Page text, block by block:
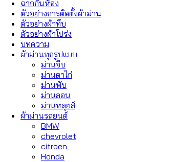
ฉากกั้นห้อง
ตัวอย่างการติดตั้งผ้าม่าน
ตัวอย่างผ้าทึบ
ตัวอย่างผ้าโปร่ง
บทความ
ผ้าม่านทุกรูปแบบ
ม่านจีบ
ม่านตาไก่
ม่านพับ
ม่านลอน
ม่านหลุยส์
ผ้าม่านรถยนต์
BMW
chevrolet
citroen
Honda